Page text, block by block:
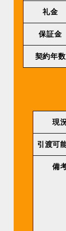
礼金
保証金
契約年数
現
引渡可
備